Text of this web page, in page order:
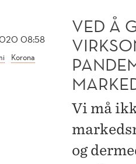
08:58
Korona
VED Å
Vi må
og